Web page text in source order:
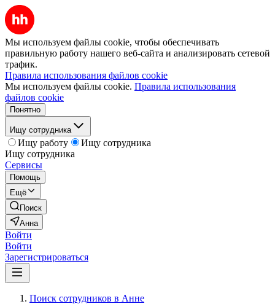
Мы используем файлы cookie, чтобы обеспечивать
правильную работу нашего веб-сайта и анализировать сетевой
трафик.
Правила использования файлов cookie
Мы используем файлы cookie. Правила использования
файлов cookie
Понятно
Ищу сотрудника
Ищу работу
Ищу сотрудника
Ищу сотрудника
Сервисы
Помощь
Ещё
Поиск
Анна
Войти
Войти
Зарегистрироваться
Поиск сотрудников в Анне